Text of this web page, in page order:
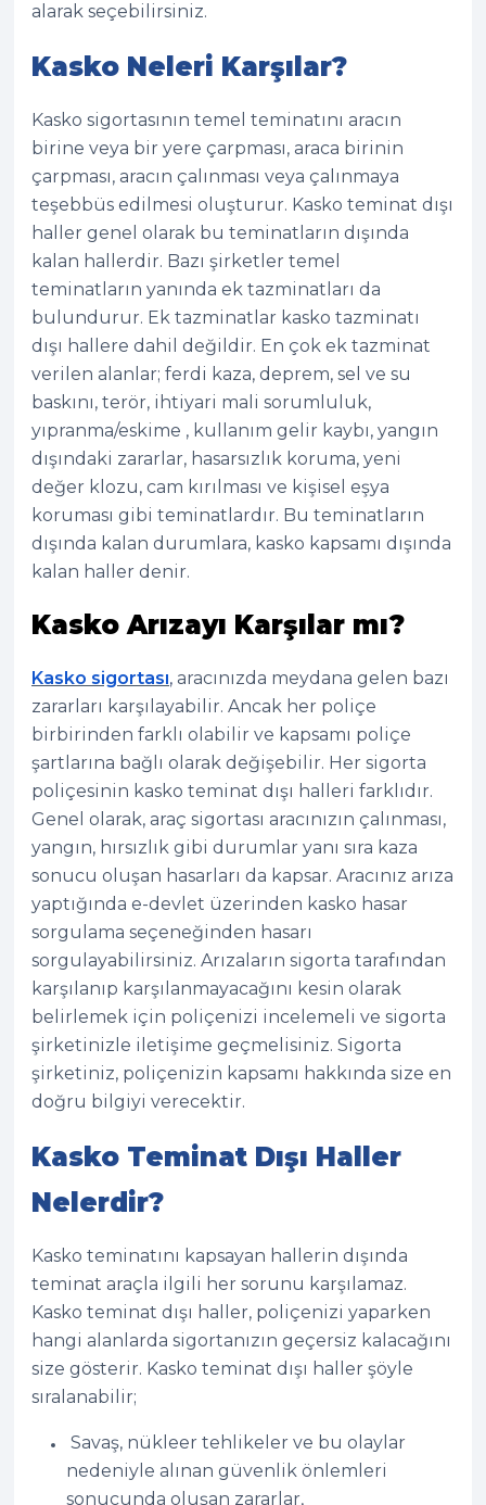
alarak seçebilirsiniz.
Kasko Neleri Karşılar?
Kasko sigortasının temel teminatını aracın
birine veya bir yere çarpması, araca birinin
çarpması, aracın çalınması veya çalınmaya
teşebbüs edilmesi oluşturur. Kasko teminat dışı
haller genel olarak bu teminatların dışında
kalan hallerdir. Bazı şirketler temel
teminatların yanında ek tazminatları da
bulundurur. Ek tazminatlar kasko tazminatı
dışı hallere dahil değildir. En çok ek tazminat
verilen alanlar; ferdi kaza, deprem, sel ve su
baskını, terör, ihtiyari mali sorumluluk,
yıpranma/eskime , kullanım gelir kaybı, yangın
dışındaki zararlar, hasarsızlık koruma, yeni
değer klozu, cam kırılması ve kişisel eşya
koruması gibi teminatlardır. Bu teminatların
dışında kalan durumlara, kasko kapsamı dışında
kalan haller denir.
Kasko Arızayı Karşılar mı?
Kasko sigortası, aracınızda meydana gelen bazı
zararları karşılayabilir. Ancak her poliçe
birbirinden farklı olabilir ve kapsamı poliçe
şartlarına bağlı olarak değişebilir. Her sigorta
poliçesinin kasko teminat dışı halleri farklıdır.
Genel olarak, araç sigortası aracınızın çalınması,
yangın, hırsızlık gibi durumlar yanı sıra kaza
sonucu oluşan hasarları da kapsar. Aracınız arıza
yaptığında e-devlet üzerinden kasko hasar
sorgulama seçeneğinden hasarı
sorgulayabilirsiniz. Arızaların sigorta tarafından
karşılanıp karşılanmayacağını kesin olarak
belirlemek için poliçenizi incelemeli ve sigorta
şirketinizle iletişime geçmelisiniz. Sigorta
şirketiniz, poliçenizin kapsamı hakkında size en
doğru bilgiyi verecektir.
Kasko Teminat Dışı Haller
Nelerdir?
Kasko teminatını kapsayan hallerin dışında
teminat araçla ilgili her sorunu karşılamaz.
Kasko teminat dışı haller, poliçenizi yaparken
hangi alanlarda sigortanızın geçersiz kalacağını
size gösterir. Kasko teminat dışı haller şöyle
sıralanabilir;
Savaş, nükleer tehlikeler ve bu olaylar
nedeniyle alınan güvenlik önlemleri
sonucunda oluşan zararlar,